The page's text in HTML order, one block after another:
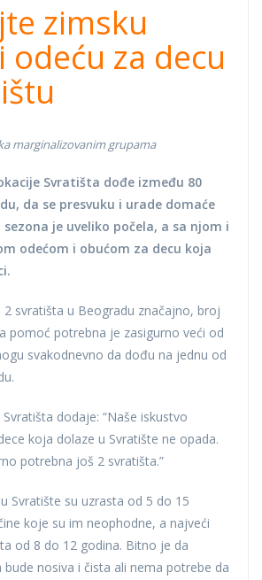
zimsku
odeću za decu
marginalizovanim grupama
Svratišta dođe između 80
da se presvuku i urade domaće
je uveliko počela, a sa njom i
odećom i obućom za decu koja
svratišta u Beogradu značajno, broj
pomoć potrebna je zasigurno veći od
svakodnevno da dođu na jednu od
Svratišta dodaje: “Naše iskustvo
koja dolaze u Svratište ne opada.
potrebna još 2 svratišta.”
Svratište su uzrasta od 5 do 15
koje su im neophodne, a najveći
od 8 do 12 godina. Bitno je da
bude nosiva i čista ali nema potrebe da